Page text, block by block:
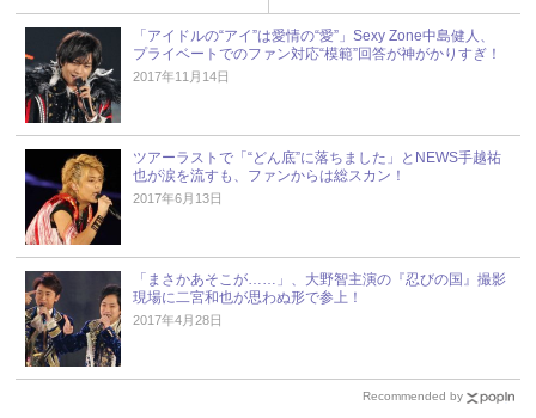
「アイドルの“アイ”は愛情の“愛”」Sexy Zone中島健人、
プライベートでのファン対応“模範”回答が神がかりすぎ！
2017年11月14日
ツアーラストで「“どん底”に落ちました」とNEWS手越祐
也が涙を流すも、ファンからは総スカン！
2017年6月13日
「まさかあそこが……」、大野智主演の『忍びの国』撮影
現場に二宮和也が思わぬ形で参上！
2017年4月28日
Recommended by